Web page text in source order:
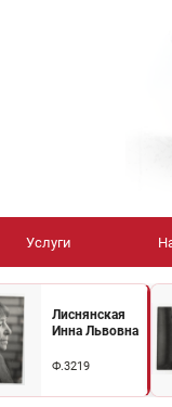
Услуги
Лиснянская
Инна Львовна
Ф.3219